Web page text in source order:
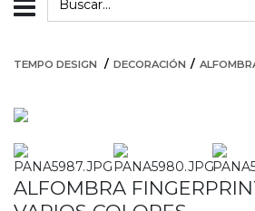
TEMPO DESIGN DECORACIÓN
ALFOMBRA